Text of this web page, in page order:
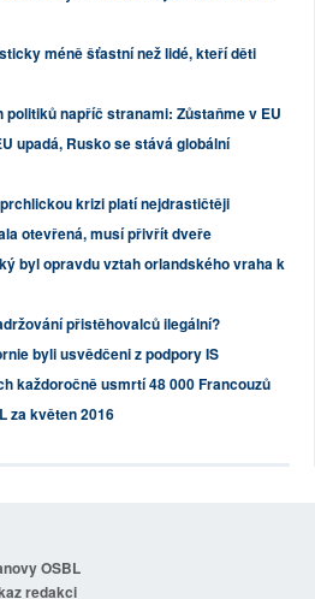
méně šťastní než lidé, kteří děti
politiků napříč stranami: Zůstaňme v EU
upadá, Rusko se stává globální
krizi platí nejdrastičtěji
otevřená, musí přivřít dveře
byl opravdu vztah orlandského vraha k
přistěhovalců ilegální?
byli usvědčeni z podpory IS
každoročně usmrtí 48 000 Francouzů
za květen 2016
OSBL
redakci